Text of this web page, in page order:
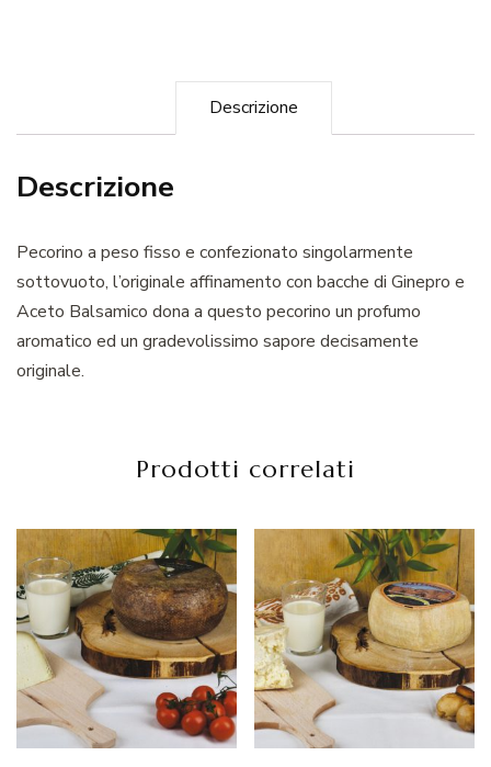
Descrizione
Descrizione
Pecorino a peso fisso e confezionato singolarmente
sottovuoto, l’originale affinamento con bacche di Ginepro e
Aceto Balsamico dona a questo pecorino un profumo
aromatico ed un gradevolissimo sapore decisamente
originale.
Prodotti correlati